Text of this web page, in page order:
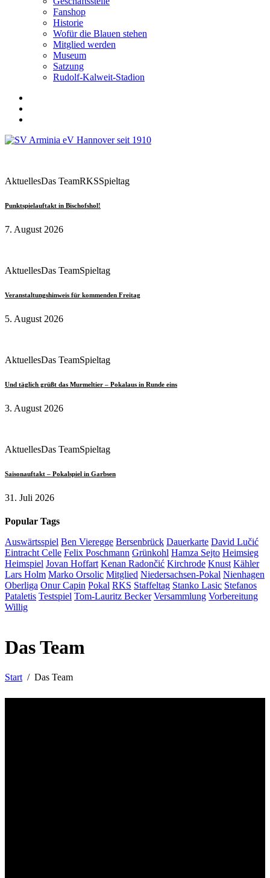
Fanshop
Historie
Wofür die Blauen stehen
Mitglied werden
Museum
Satzung
Rudolf-Kalweit-Stadion
AktuellesDas TeamRKSSpieltag
Punktspielauftakt in Bischofshol!
7. August 2026
AktuellesDas TeamSpieltag
Veranstaltungshinweis für kommenden Freitag
5. August 2026
AktuellesDas TeamSpieltag
Und täglich grüßt das Murmeltier – Pokalaus in Runde eins
3. August 2026
AktuellesDas TeamSpieltag
Saisonauftakt – Pokalspiel in Garbsen
31. Juli 2026
Popular Tags
Auswärtsspiel Ben Vieregge Bersenbrück Dauerkarte David Lučić
Eintracht Celle Felix Poschmann Grünkohl Hamza Sejto Heimsieg
Heimspiel Jovan Hoffart Kenan Radončić Kirchrode Knust Kähler
Lars Holm Marko Orsolic Mitglied Niedersachsen-Pokal Nienhagen
Oberliga Onur Capin Pokal RKS Staffeltag Stanko Lasic Stefanos
Pataletis Testspiel Tom-Lauritz Becker Versammlung Vorbereitung
Willig
Das Team
Start Das Team